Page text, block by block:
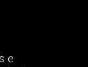
e